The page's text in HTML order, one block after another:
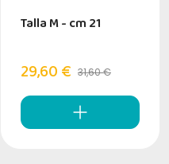
Talla M - cm 21
29,60 € 31,60 €